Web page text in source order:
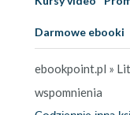
Darmowe ebooki
ebookpoint.pl »
wspomnienia